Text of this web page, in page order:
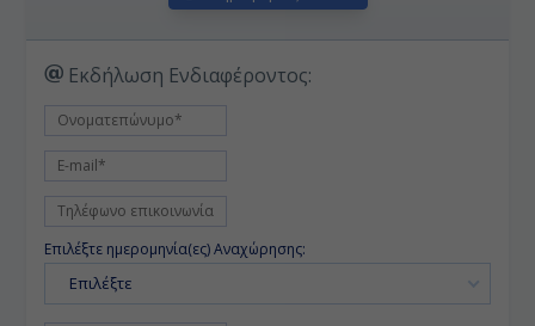
Εκδήλωση Ενδιαφέροντος:
Επιλέξτε ημερομηνία(ες) Αναχώρησης:
Επιλέξτε